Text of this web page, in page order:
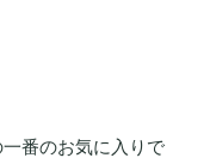
番のお気に入りで